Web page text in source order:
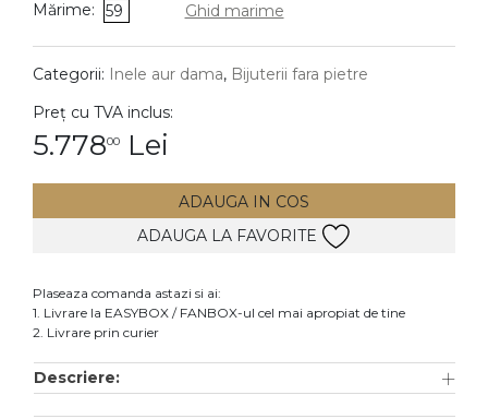
DIAMANTE Vezi toate
Cercei
Accesorii
Mărime: 59 Ghid marime
Categorii: Inele aur dama, Bijuterii fara pietre
Preț cu TVA inclus:
5.77800 Lei
ADAUGA IN COS
ADAUGA LA FAVORITE
Plaseaza comanda astazi si ai:
1. Livrare la EASYBOX / FANBOX-ul cel mai apropiat de tine
2. Livrare prin curier
Descriere: